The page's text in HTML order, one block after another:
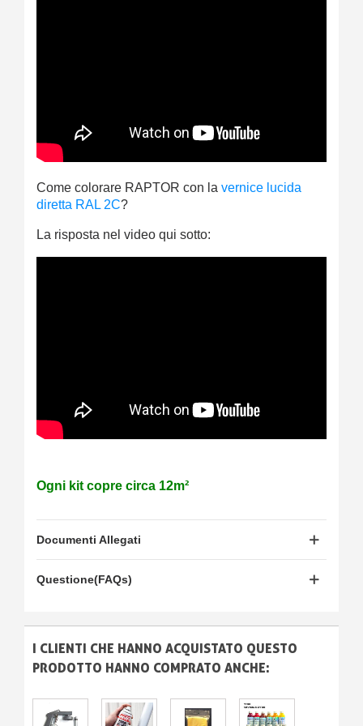
Come colorare RAPTOR con la vernice lucida
diretta RAL 2C?
La risposta nel video qui sotto:
Ogni kit copre circa 12m²
Documenti Allegati
Questione(FAQs)
I CLIENTI CHE HANNO ACQUISTATO QUESTO
PRODOTTO HANNO COMPRATO ANCHE: